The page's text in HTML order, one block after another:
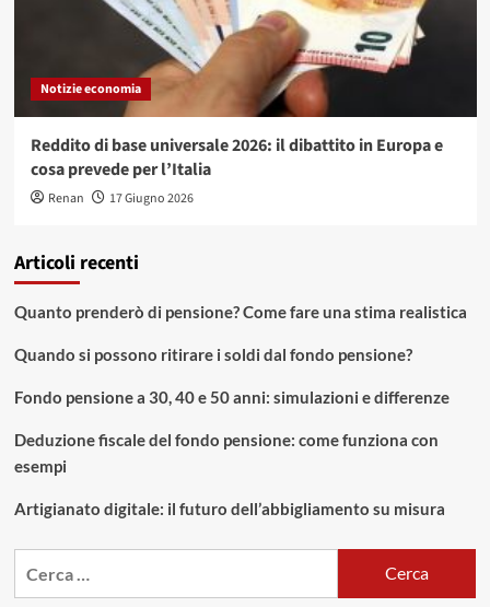
Notizie economia
Reddito di base universale 2026: il dibattito in Europa e
cosa prevede per l’Italia
Renan 17 Giugno 2026
Articoli recenti
Quanto prenderò di pensione? Come fare una stima realistica
Quando si possono ritirare i soldi dal fondo pensione?
Fondo pensione a 30, 40 e 50 anni: simulazioni e differenze
Deduzione fiscale del fondo pensione: come funziona con
esempi
Artigianato digitale: il futuro dell’abbigliamento su misura